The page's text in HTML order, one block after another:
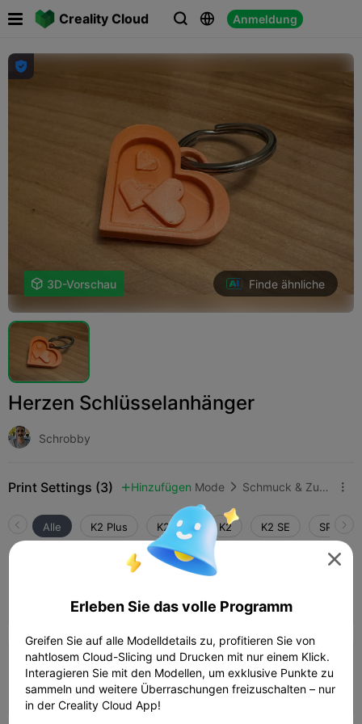
Creality Cloud   Anmeldung
 

 3D-Vorschau Finde ähnliche
Herzen Schlüsselanhänger
Schrobby
Print Settings (3)  Hinzufügen Mode  Schmuck & Zubehör 
Alle K2 Plus K2 Pro K2 K2 SE SPARKX
0.2mm layer, 3 walls, 15% infill
 25m 15s  1 plates
4.0
0.2mm layer, 3 walls, 15 infill
 21m 10s  1 plates

Erleben Sie das volle Programm
Greifen Sie auf alle Modelldetails zu, profitieren Sie von
nahtlosem Cloud-Slicing und Drucken mit nur einem Klick.
Interagieren Sie mit den Modellen, um exklusive Punkte zu
sammeln und weitere Überraschungen freizuschalten – nur
in der Creality Cloud App!